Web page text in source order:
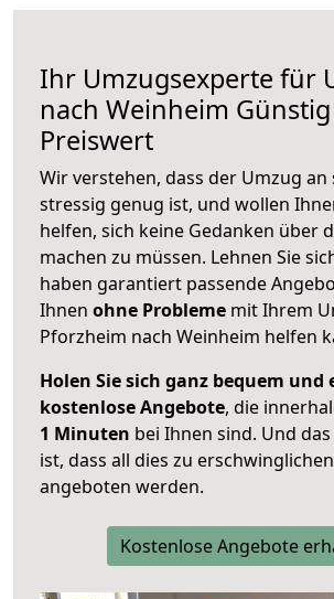
Ihr Umzugsexperte für
nach Weinheim
Preiswert
Wir verstehen, dass der Umzug an
stressig genug ist, und wollen
helfen, sich keine Gedanken über
machen zu müssen. Lehnen Sie
haben garantiert passende
Ihnen ohne Probleme mit Ihrem
Pforzheim nach Weinheim helfen
Holen Sie sich ganz bequem und
kostenlose Angebote, die
1 Minuten bei Ihnen sind. Und
ist, dass all dies zu
angeboten werden.
Kostenlose Angebote